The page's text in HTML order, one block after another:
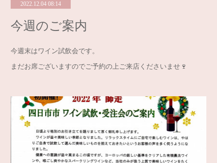
2022.12.04 08:14
今週のご案内
今週末はワイン試飲会です。
まだお席ございますのでご予約の上ご来店くださいませ🍷